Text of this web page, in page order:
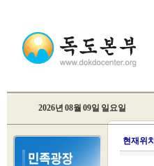
2026년 08월 09일 일요일
현재위치